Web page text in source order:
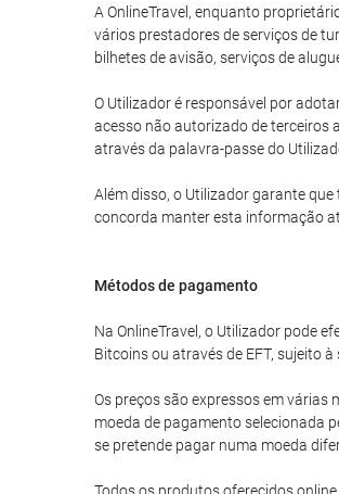
A OnlineTravel, enquanto
vários prestadores de serviços de
bilhetes de avisão, serviços de
O Utilizador é responsável por
acesso não autorizado de terceiros
através da palavra-passe do
Além disso, o Utilizador garante
concorda manter esta informação
Métodos de pagamento
Na OnlineTravel, o Utilizador pode
Bitcoins ou através de EFT, sujeito
Os preços são expressos em várias
moeda de pagamento selecionada
se pretende pagar numa moeda